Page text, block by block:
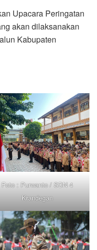
Upacara Peringatan
akan dilaksanakan
Kabupaten
Foto : Purwanto / SDN 4
Krandegan